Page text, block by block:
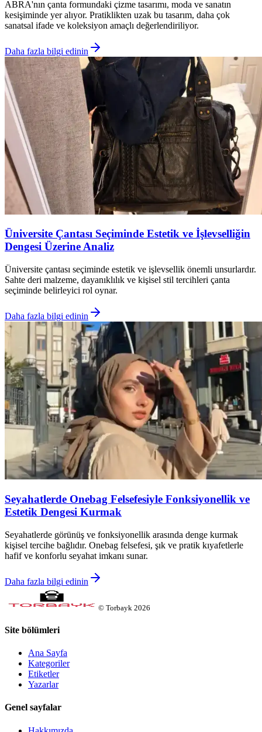
ABRA'nın çanta formundaki çizme tasarımı, moda ve sanatın
kesişiminde yer alıyor. Pratiklikten uzak bu tasarım, daha çok
sanatsal ifade ve koleksiyon amaçlı değerlendiriliyor.
Daha fazla bilgi edinin
Üniversite Çantası Seçiminde Estetik ve İşlevselliğin
Dengesi Üzerine Analiz
Üniversite çantası seçiminde estetik ve işlevsellik önemli unsurlardır.
Sahte deri malzeme, dayanıklılık ve kişisel stil tercihleri çanta
seçiminde belirleyici rol oynar.
Daha fazla bilgi edinin
Seyahatlerde Onebag Felsefesiyle Fonksiyonellik ve
Estetik Dengesi Kurmak
Seyahatlerde görünüş ve fonksiyonellik arasında denge kurmak
kişisel tercihe bağlıdır. Onebag felsefesi, şık ve pratik kıyafetlerle
hafif ve konforlu seyahat imkanı sunar.
Daha fazla bilgi edinin
© Torbayk 2026
Site bölümleri
Ana Sayfa
Kategoriler
Etiketler
Yazarlar
Genel sayfalar